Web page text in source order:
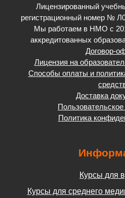
Лицензированный
регистрационный номер №
Мы работаем в НМО с
аккредитованных
Договор-
Лицензия на
Способы оплаты и
Доставка
Политика
Курсы для
Курсы для среднего